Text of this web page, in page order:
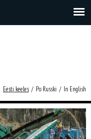
Eesti keeles / Po Russki / In English